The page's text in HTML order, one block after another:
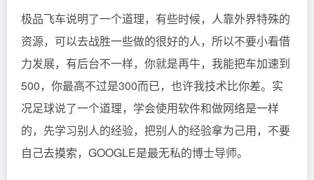
极品飞车说明了一个道理，有些时候，人靠外界特殊的
资源，可以去战胜一些做的很好的人，所以不要小看借
力发展，有后台不一样，你就是再牛，我能把车加速到
500，你最高不过是300而已，也许我技术比你差。实
况足球说了一个道理，学会使用软件和做网络是一样
的，先学习别人的经验，把别人的经验拿为己用，不要
自己去摸索，GOOGLE是最无私的博士导师。